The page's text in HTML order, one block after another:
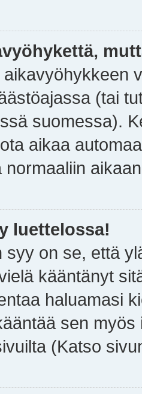
(tai
suomessa).
aikaa
normaaliin
luettelossa!
syy on se, että
kääntänyt
haluamasi
sen
(Katso